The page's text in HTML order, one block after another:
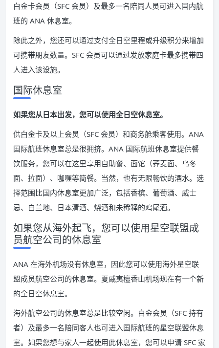
白金卡会员（SFC 会员）及最多一名陪同人员可进入国内航
班的 ANA 休息室。
除此之外，您还可以通过支付全日空里程或升级积分来增加
可携带朋友数量。SFC 会员可以通过发放家庭卡最多携带四
人进入该设施。
国际休息室
如果您从日本出发，您可以使用全日空休息室。
供白金卡及以上会员（SFC 会员）和商务舱乘客使用。ANA
国际航班休息室总是很拥挤。ANA 国际航班休息室提供餐
饮服务，您可以在这里享用自助餐、面馆（荞麦面、乌冬
面、拉面）、咖喱等简餐。当然，也有无限畅饮的酒水。选
择范围比国内休息室更加广泛，包括香槟、葡萄酒、威士
忌、白兰地、日本清酒、烧酒和未稀释的鸡尾酒。
如果您从海外起飞，您可以使用星空联盟成
员航空公司的休息室
ANA 在海外机场没有休息室，因此您可以使用海外星空联
盟成员航空公司的休息室。夏威夷檀香山机场现在有一个新
的全日空休息室。
海外航空公司的休息室总是比较空闲。白金会员（SFC 持有
者）及最多一名陪同客人也可进入国际航班的星空联盟休息
室。如果您想与家人一起使用此休息室，您可以申请 SFC 家